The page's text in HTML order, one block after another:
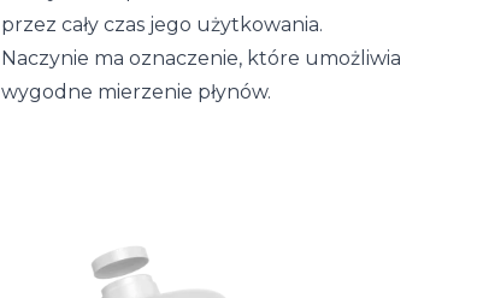
przez cały czas jego użytkowania.
Naczynie ma oznaczenie, które umożliwia
wygodne mierzenie płynów.